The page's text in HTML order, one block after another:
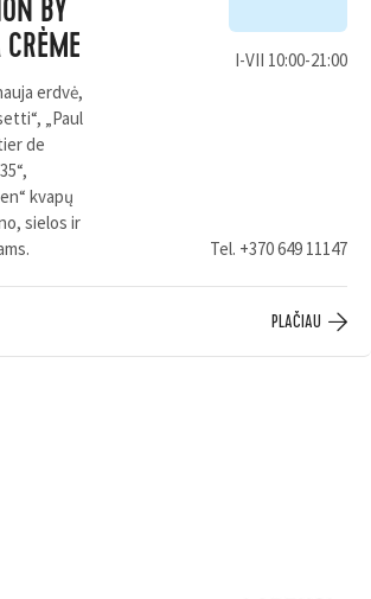
BY
erdvė,
„Paul
de
kvapų
sielos ir
I-VII 10:00-21:00
Tel. +370 649 11147
PLAČIAU